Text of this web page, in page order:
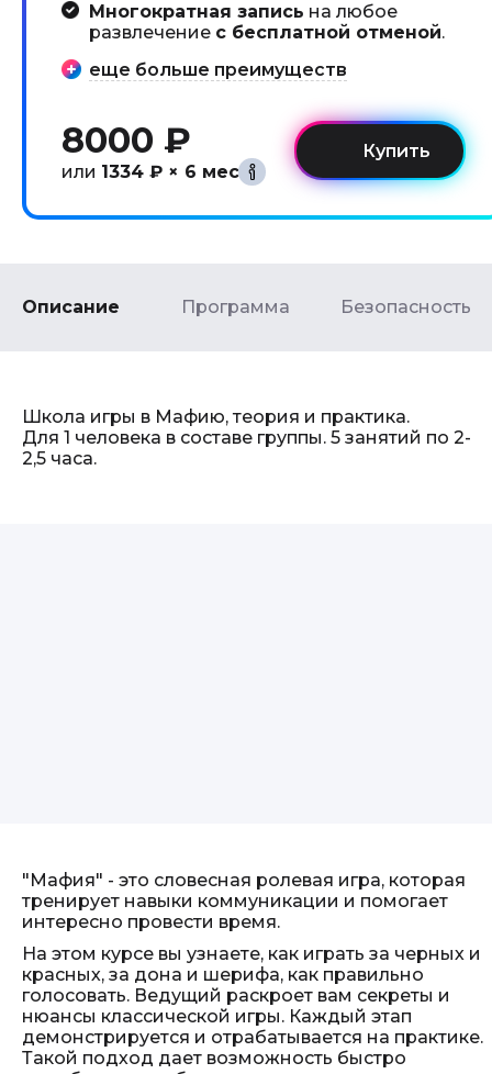
Многократная запись на любое
развлечение с бесплатной отменой.
еще больше преимуществ
8000 ₽
или 1334 ₽ × 6 мес
Описание Программа Безопасность
Школа игры в Мафию, теория и практика.
Для 1 человека в составе группы. 5 занятий по 2-
2,5 часа.
"Мафия" - это словесная ролевая игра, которая
тренирует навыки коммуникации и помогает
интересно провести время.
На этом курсе вы узнаете, как играть за черных и
красных, за дона и шерифа, как правильно
голосовать. Ведущий раскроет вам секреты и
нюансы классической игры. Каждый этап
демонстрируется и отрабатывается на практике.
Такой подход дает возможность быстро